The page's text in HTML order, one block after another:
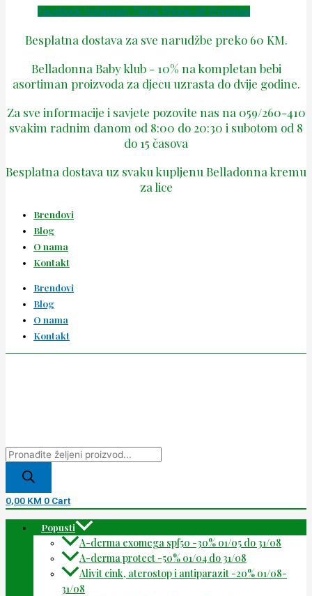
Facebook Instagram Tiktok Phone-alt Envelope
Besplatna dostava za sve narudžbe preko 60 KM.
Belladonna Baby klub - 10% na kompletan bebi
asortiman proizvoda za djecu uzrasta do dvije godine.
Za sve informacije i savjete pozovite nas na 059/260-410
svakim radnim danom od 8:00 do 20:30 i subotom od 8
do 15 časova
Besplatna dostava uz svaku kupljenu Belladonna kremu
za lice
Brendovi
Blog
O nama
Kontakt
Brendovi
Blog
O nama
Kontakt
0,00 KM 0 Cart
Popusti
A-derma exomega spf50 -30% 01/05 do 31/08
A-derma protect -50% 01/04 do 31/08
Alivit cink, aterostop i antiparazit -20% 01/08-
31/08